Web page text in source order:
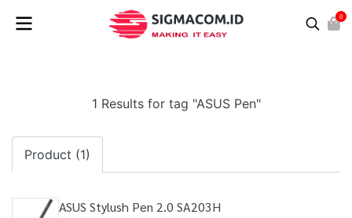
0
1 Results for tag "ASUS Pen"
Product (1)
ASUS Stylush Pen 2.0 SA203H